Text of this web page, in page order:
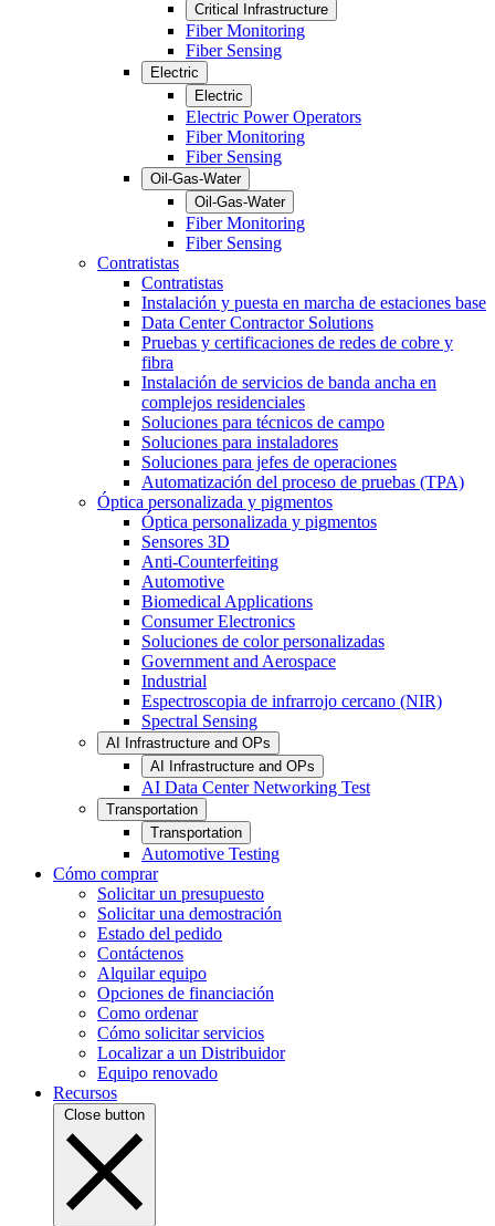
Critical Infrastructure
Fiber Monitoring
Fiber Sensing
Electric
Electric
Electric Power Operators
Fiber Monitoring
Fiber Sensing
Oil-Gas-Water
Oil-Gas-Water
Fiber Monitoring
Fiber Sensing
Contratistas
Contratistas
Instalación y puesta en marcha de estaciones base
Data Center Contractor Solutions
Pruebas y certificaciones de redes de cobre y
fibra
Instalación de servicios de banda ancha en
complejos residenciales
Soluciones para técnicos de campo
Soluciones para instaladores
Soluciones para jefes de operaciones
Automatización del proceso de pruebas (TPA)
Óptica personalizada y pigmentos
Óptica personalizada y pigmentos
Sensores 3D
Anti-Counterfeiting
Automotive
Biomedical Applications
Consumer Electronics
Soluciones de color personalizadas
Government and Aerospace
Industrial
Espectroscopia de infrarrojo cercano (NIR)
Spectral Sensing
AI Infrastructure and OPs
AI Infrastructure and OPs
AI Data Center Networking Test
Transportation
Transportation
Automotive Testing
Cómo comprar
Solicitar un presupuesto
Solicitar una demostración
Estado del pedido
Contáctenos
Alquilar equipo
Opciones de financiación
Como ordenar
Cómo solicitar servicios
Localizar a un Distribuidor
Equipo renovado
Recursos
Close button